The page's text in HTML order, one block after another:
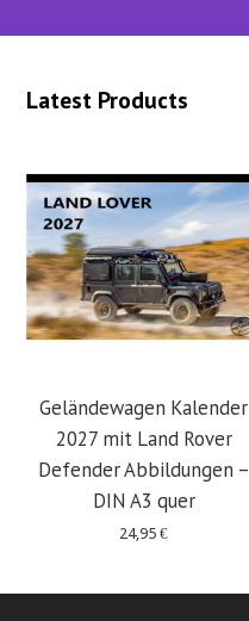
Latest Products
Geländewagen Kalender
2027 mit Land Rover
Defender Abbildungen –
DIN A3 quer
24,95€